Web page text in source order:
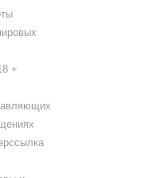
+